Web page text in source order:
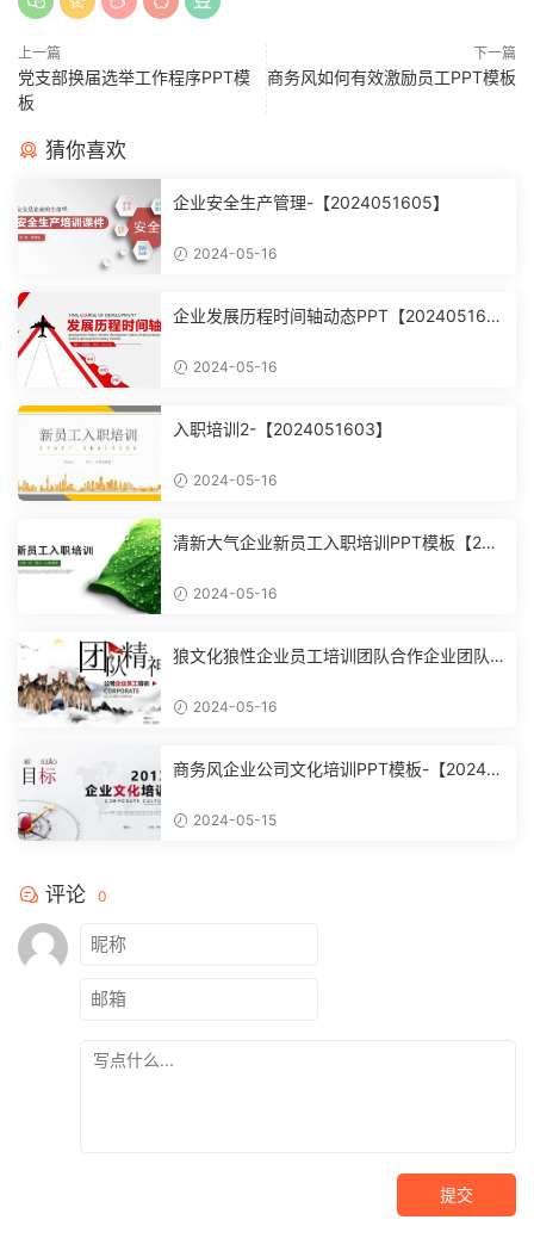
上一篇
党支部换届选举工作程序PPT模
板
下一篇
商务风如何有效激励员工PPT模板
猜你喜欢
企业安全生产管理-【2024051605】
2024-05-16
企业发展历程时间轴动态PPT【202405160
2024-05-16
入职培训2-【2024051603】
2024-05-16
清新大气企业新员工入职培训PPT模板【202
2024-05-16
狼文化狼性企业员工培训团队合作企业团队
2024-05-16
商务风企业公司文化培训PPT模板-【20240
2024-05-15
评论 0
提交